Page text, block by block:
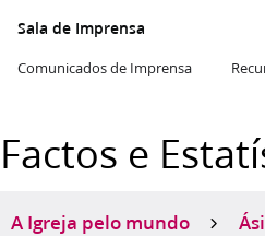
Sala de Imprensa
Comunicados de Imprensa
Factos e
A Igreja pelo mundo